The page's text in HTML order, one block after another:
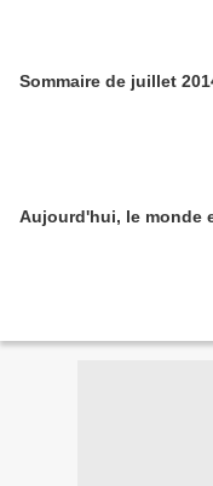
Sommaire de juillet
Aujourd'hui, le monde